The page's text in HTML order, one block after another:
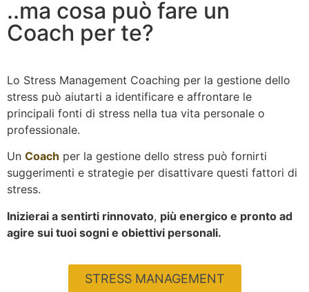
..ma cosa può fare un
Coach per te?
Lo Stress Management Coaching per la gestione dello
stress può aiutarti a identificare e affrontare le
principali fonti di stress nella tua vita personale o
professionale.
Un Coach per la gestione dello stress può fornirti
suggerimenti e strategie per disattivare questi fattori di
stress.
Inizierai a sentirti rinnovato, più energico e pronto ad
agire sui tuoi sogni e obiettivi personali.
STRESS MANAGEMENT